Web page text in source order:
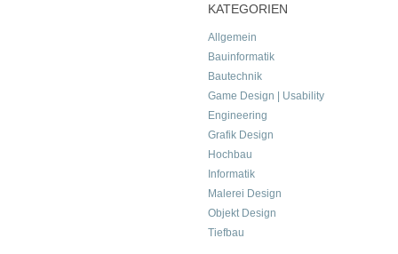
KATEGORIEN
Allgemein
Bauinformatik
Bautechnik
Game Design | Usability
Engineering
Grafik Design
Hochbau
Informatik
Malerei Design
Objekt Design
Tiefbau